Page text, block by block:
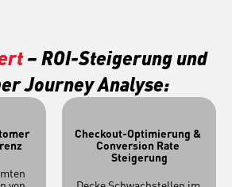
– ROI-Steigerung und
Journey Analyse:
Checkout-Optimierung &
Conversion Rate
Steigerung